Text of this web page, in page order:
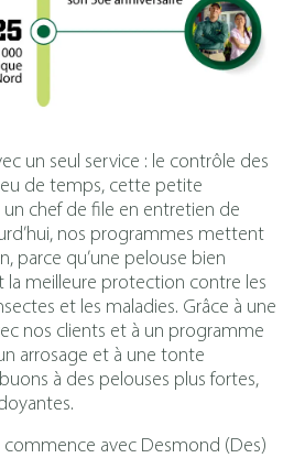
un seul service : le contrôle des
de temps, cette petite
chef de file en entretien de
nos programmes mettent
parce qu’une pelouse bien
la meilleure protection contre les
et les maladies. Grâce à une
nos clients et à un programme
arrosage et à une tonte
à des pelouses plus fortes,
commence avec Desmond (Des)